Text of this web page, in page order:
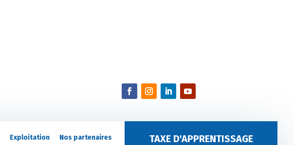
Exploitation Nos partenaires TAXE D'APPRENTISSAGE